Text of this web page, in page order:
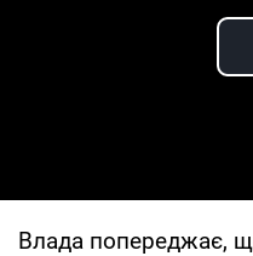
Влада попереджає,